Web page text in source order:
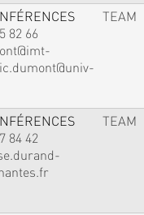
82 66
TEAM
84 42
TEAM